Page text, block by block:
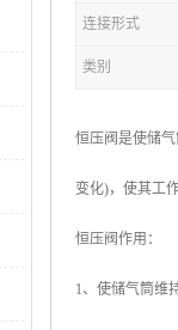
连接形式
类别
恒压阀是使储
变化)，使其工
恒压阀作用：
1、使储气筒维